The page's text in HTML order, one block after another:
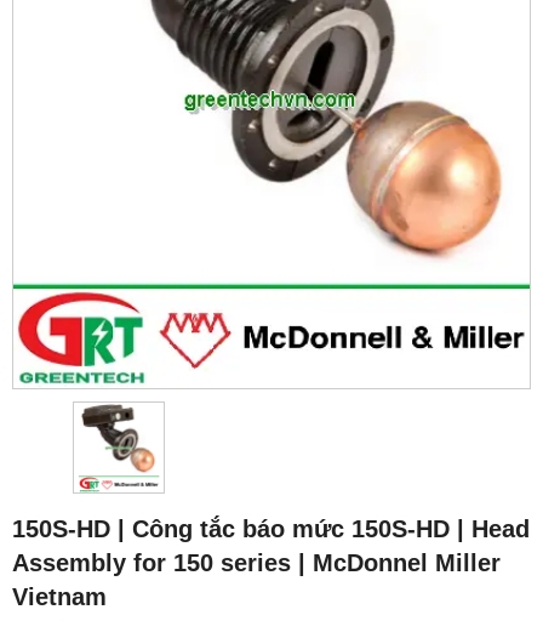
150S-HD | Công tắc báo mức 150S-HD | Head
Assembly for 150 series | McDonnel Miller
Vietnam